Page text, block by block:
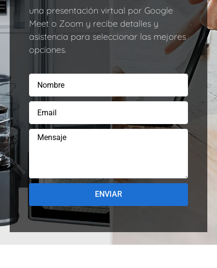
una presentación virtual por Google
Meet o Zoom y recibe detalles y
asistencia para seleccionar las mejores
opciones.
ENVIAR